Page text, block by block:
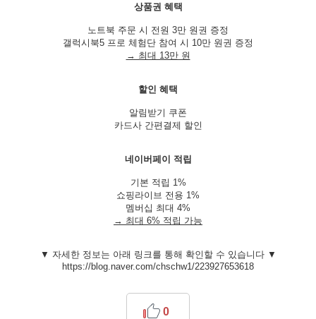
상품권 혜택
노트북 주문 시 전원 3만 원권 증정
갤럭시북5 프로 체험단 참여 시 10만 원권 증정
→ 최대 13만 원
할인 혜택
알림받기 쿠폰
카드사 간편결제 할인
네이버페이 적립
기본 적립 1%
쇼핑라이브 전용 1%
멤버십 최대 4%
→ 최대 6% 적립 가능
▼ 자세한 정보는 아래 링크를 통해 확인할 수 있습니다 ▼
https://blog.naver.com/chschw1/223927653618
0